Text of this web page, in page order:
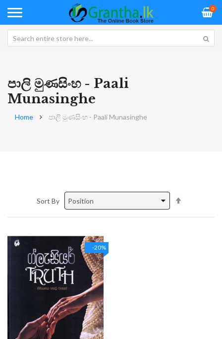
0
පාලි මුණසිංහ - Paali
Munasinghe
Home පාලි මුණසිංහ - Paali Munasinghe
Sort By
Direction
-20%